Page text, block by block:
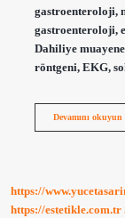
gastroenteroloji,
gastroenteroloji,
Dahiliye
röntgeni, EKG,
Devamını okuyun
https://
https://estetikle.com.tr